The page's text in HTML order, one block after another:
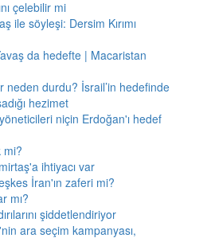
çelebilir mi
ile söyleşi: Dersim Kırımı
da hedefte | Macaristan
neden durdu? İsrail’in hedefinde
hezimet
niçin Erdoğan'ı hedef
mi?
ihtiyacı var
İran'ın zaferi mi?
mı?
şiddetlendiriyor
ara seçim kampanyası,